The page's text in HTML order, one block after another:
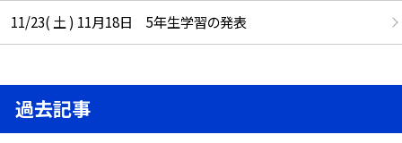
11/23( 土 ) 11月18日 5年生学習の発表
過去記事